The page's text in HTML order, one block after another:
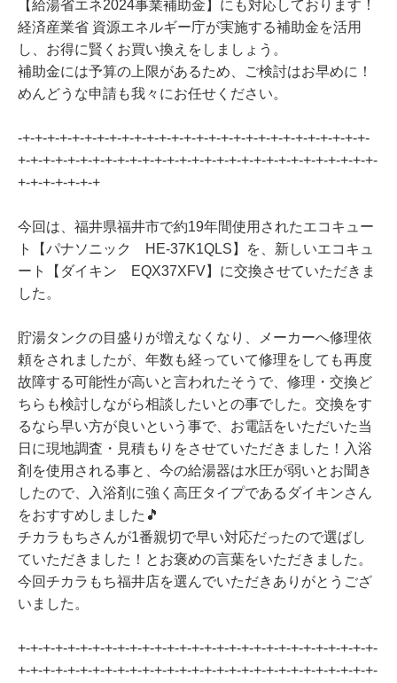
【給湯省エネ2024事業補助金】にも対応しております！
経済産業省 資源エネルギー庁が実施する補助金を活用
し、お得に賢くお買い換えをしましょう。
補助金には予算の上限があるため、ご検討はお早めに！
めんどうな申請も我々にお任せください。
-+-+-+-+-+-+-+-+-+-+-+-+-+-+-+-+-+-+-+-+-+-+-+-+-+-+-+-+-
+-+-+-+-+-+-+-+-+-+-+-+-+-+-+-+-+-+-+-+-+-+-+-+-+-+-+-+-+-
+-+-+-+-+-+-+
今回は、福井県福井市で約19年間使用されたエコキュー
ト【パナソニック HE-37K1QLS】を、新しいエコキュ
ート【ダイキン EQX37XFV】に交換させていただきま
した。
貯湯タンクの目盛りが増えなくなり、メーカーへ修理依
頼をされましたが、年数も経っていて修理をしても再度
故障する可能性が高いと言われたそうで、修理・交換ど
ちらも検討しながら相談したいとの事でした。交換をす
るなら早い方が良いという事で、お電話をいただいた当
日に現地調査・見積もりをさせていただきました！入浴
剤を使用される事と、今の給湯器は水圧が弱いとお聞き
したので、入浴剤に強く高圧タイプであるダイキンさん
をおすすめしました🎵
チカラもちさんが1番親切で早い対応だったので選ばし
ていただきました！とお褒めの言葉をいただきました。
今回チカラもち福井店を選んでいただきありがとうござ
いました。
+-+-+-+-+-+-+-+-+-+-+-+-+-+-+-+-+-+-+-+-+-+-+-+-+-+-+-+-+-
+-+-+-+-+-+-+-+-+-+-+-+-+-+-+-+-+-+-+-+-+-+-+-+-+-+-+-+-+-